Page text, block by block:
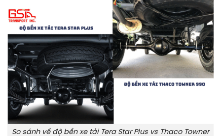
So sánh về độ bền xe tải Tera Star Plus vs Thaco Towner